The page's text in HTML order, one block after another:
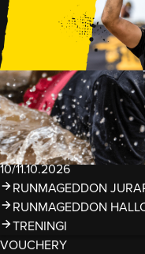
RUNMAGEDDON
22/23.08.2026
RUNMAGEDDON
12/13.09.2026
RUNMAGEDDON
RUNMAGEDDON
26/27.09.2026
RUNMAGEDDON
10/11.10.2026
RUNMAGEDDON
RUNMAGEDDON
TRENINGI
VOUCHERY